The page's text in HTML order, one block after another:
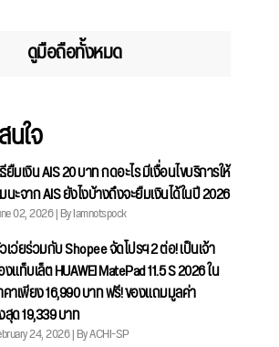
ดูมือถือทั้งหมด
ใจ
มเงิน AIS 20 บาท กดอะไร มีเงื่อนไขบริการให้
ะจาก AIS ยังไงบ้างถึงจะยืมเงินได้ในปี 2026
02, 2026 | By Iamnotspock
เว่ยร่วมกับ Shopee จัดโปรฯ 2 ต่อ! เป็นเจ้า
แท็บเล็ต HUAWEI MatePad 11.5 S 2026 ใน
าเพียง 16,990 บาท ฟรี! ของแถมมูลค่า
ด 19,339 บาท
24, 2026 | By ACHI-SP